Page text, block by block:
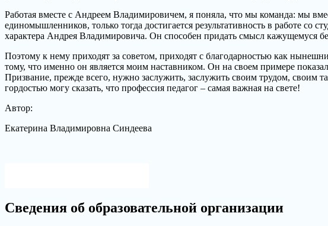
Работая вместе с Андреем Владимировичем, я поняла, что мы команда: мы
единомышленников, только тогда достигается результативность в работе
характера Андрея Владимировича. Он способен придать смысл кажущемуся
Поэтому к нему приходят за советом, приходят с благодарностью как
тому, что именно он является моим наставником. Он на своем примере
Призвание, прежде всего, нужно заслужить, заслужить своим трудом, своим
гордостью могу сказать, что профессия педагог – самая важная на свете!
Автор:
Екатерина Владимировна Синдеева
Сведения об образовательной организации